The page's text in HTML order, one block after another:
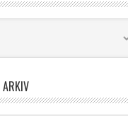
ARKIV